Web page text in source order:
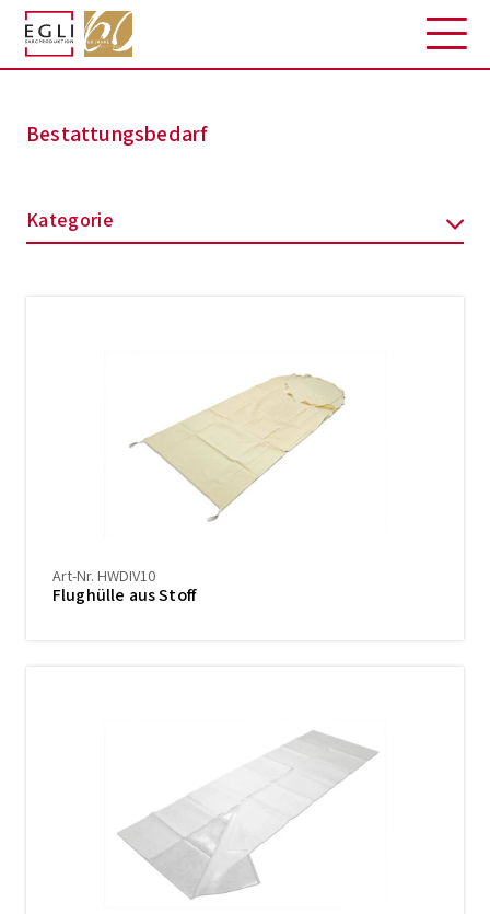
Bestattungsbedarf
Kategorie
Art-Nr. HWDIV10
Flughülle aus Stoff